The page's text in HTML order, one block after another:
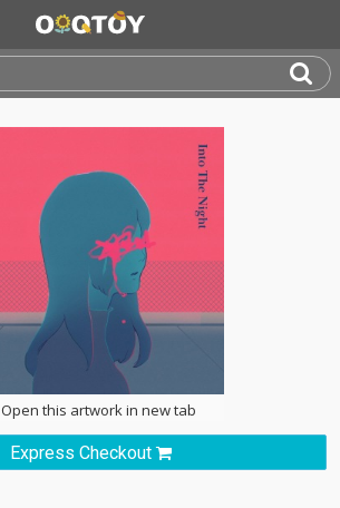
Open this artwork in new tab
Express Checkout